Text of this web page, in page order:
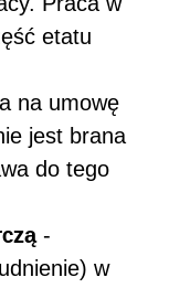
etatu
na umowę
jest brana
do tego
-
w